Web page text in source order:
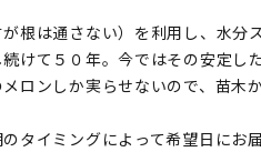
根は通さない）を利用し、水分
けて５０年。今ではその安定
ロンしか実らせないので、苗
タイミングによって希望日にお